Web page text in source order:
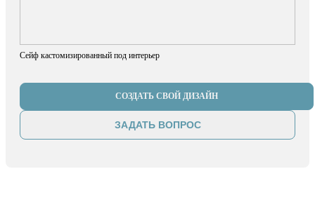
Сейф кастомизированный под интерьер
СОЗДАТЬ СВОЙ ДИЗАЙН
ЗАДАТЬ ВОПРОС